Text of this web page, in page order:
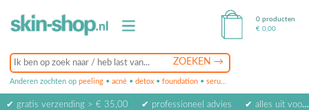
Anderen zochten op peeling • acné • detox • foundation • serum
0 producten
€ 0,00
✔ gratis verzending > € 35,00 ✔ professioneel advies
✔ alles uit voorraad leverbaar